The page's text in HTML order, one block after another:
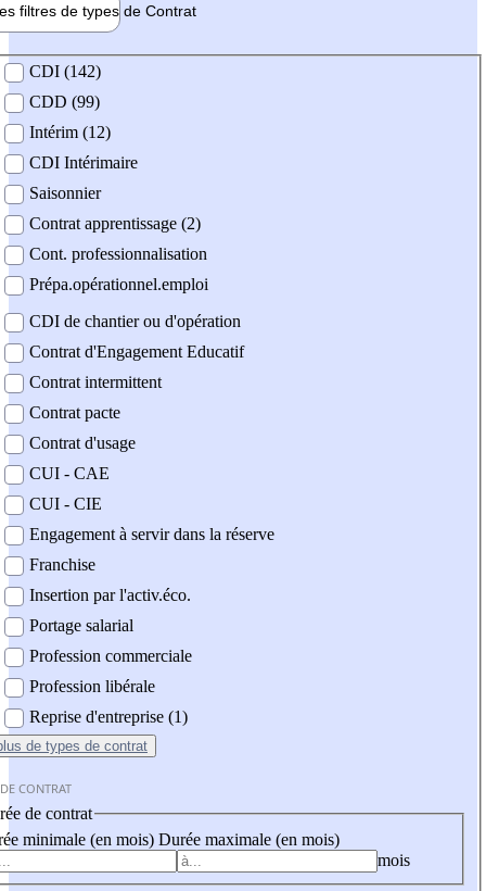
filtres de types de Contrat
contrat
CDI (142)
CDD (99)
Intérim (12)
CDI Intérimaire
Saisonnier
Contrat apprentissage (2)
Cont. professionnalisation
Prépa.opérationnel.emploi
CDI de chantier ou d'opération
Contrat d'Engagement Educatif
Contrat intermittent
Contrat pacte
Contrat d'usage
CUI - CAE
CUI - CIE
Engagement à servir dans la réserve
Franchise
Insertion par l'activ.éco.
Portage salarial
Profession commerciale
Profession libérale
Reprise d'entreprise (1)
de types de contrat
CONTRAT
de contrat
minimale (en mois) Durée maximale (en mois)
mois